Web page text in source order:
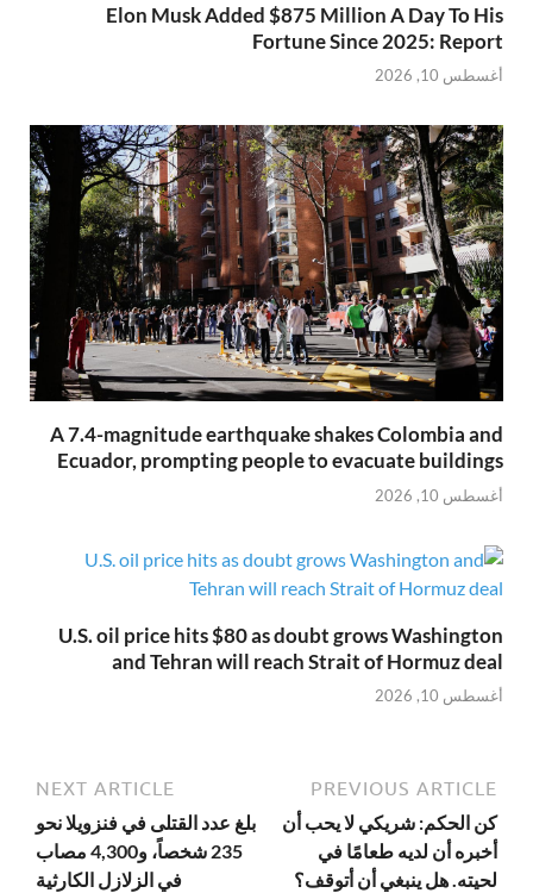
Elon Musk Added $875 Million A Day To His
Fortune Since 2025: Report
أغسطس 10, 2026
A 7.4-magnitude earthquake shakes Colombia and
Ecuador, prompting people to evacuate buildings
أغسطس 10, 2026
U.S. oil price hits $80 as doubt grows Washington
and Tehran will reach Strait of Hormuz deal
أغسطس 10, 2026
PREVIOUS ARTICLE
كن الحكم: شريكي لا يحب أن
أخبره أن لديه طعامًا في
لحيته. هل ينبغي أن أتوقف؟
NEXT ARTICLE
بلغ عدد القتلى في فنزويلا نحو
235 شخصاً، و4,300 مصاب
في الزلازل الكارثية